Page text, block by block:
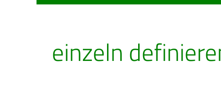
einzeln